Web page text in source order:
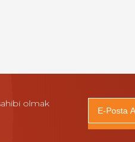
olmak